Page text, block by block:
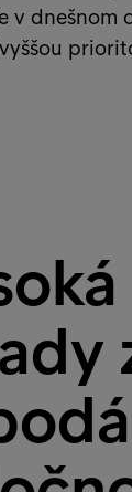
v dnešnom